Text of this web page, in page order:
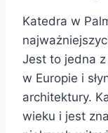
Katedra w
Jest to jedna
w Europie i
architektury.
wieku i jest